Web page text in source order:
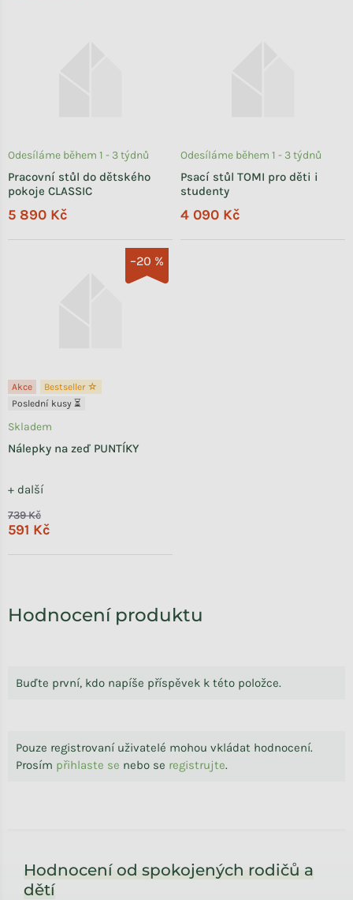
Hodnocení produktu
Buďte první, kdo napíše příspěvek k této položce.
Pouze registrovaní uživatelé mohou vkládat hodnocení.
Prosím přihlaste se nebo se registrujte.
Pracovní stůl do dětského
pokoje CLASSIC
Odesíláme během 1 - 3 týdnů
5 890 Kč
Psací stůl TOMI pro děti i
studenty
Odesíláme během 1 - 3 týdnů
4 090 Kč
–20 %
Akce
Bestseller ☆
Poslední kusy ⏳
Nálepky na zeď PUNTÍKY
+ další
Skladem
739 Kč
591 Kč
Hodnocení od spokojených rodičů a
dětí